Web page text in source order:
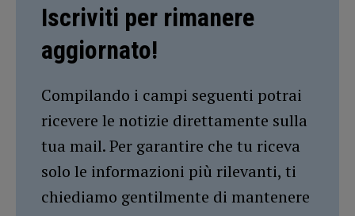
Iscriviti per rimanere
aggiornato!
Compilando i campi seguenti potrai
ricevere le notizie direttamente sulla
tua mail. Per garantire che tu riceva
solo le informazioni più rilevanti, ti
chiediamo gentilmente di mantenere